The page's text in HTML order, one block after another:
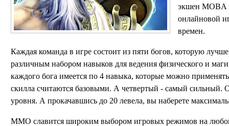
экшен MOBA
онлайновой
времен.
Каждая команда в игре состоит из пяти богов, которую
различным набором навыков для ведения физического и
каждого бога имеется по 4 навыка, которые можно
скилла считаются базовыми. А четвертый - самый сильный.
уровня. А прокачавшись до 20 левела, вы наберете
ММО славится широким выбором игровых режимов на любой